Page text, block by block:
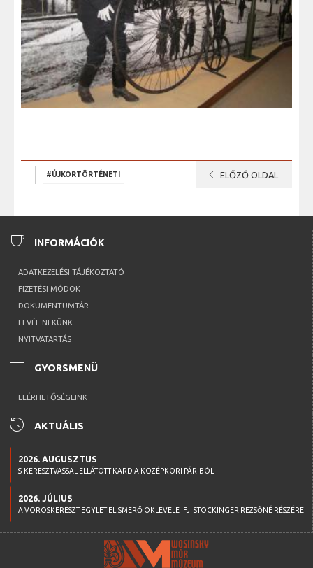
#ÚJKORTÖRTÉNETI chevron_left ELŐZŐ OLDAL
coffee INFORMÁCIÓK
ADATKEZELÉSI TÁJÉKOZTATÓ
FIZETÉSI MÓDOK
DOKUMENTUMTÁR
LEVÉL NEKÜNK
NYITVATARTÁS
menu GYORSMENÜ
ELÉRHETŐSÉGEINK
history AKTUÁLIS
2026. AUGUSZTUS
S-KERESZTVASSAL ELLÁTOTT KARD A KÖZÉPKORI PÁRIBÓL
2026. JÚLIUS
A VÖRÖSKERESZT EGYLET ELISMERŐ OKLEVELE IFJ. STOCKINGER REZSŐNÉ RÉSZÉRE